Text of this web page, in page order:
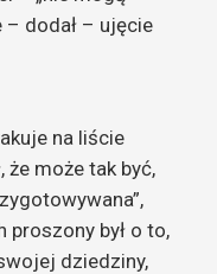
dodał – ujęcie
na liście
że może tak być,
proszony był o to,
dziedziny,